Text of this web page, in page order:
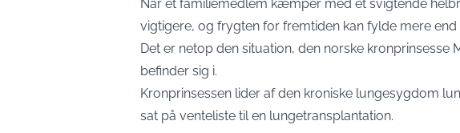
Når et familiemedlem kæmper med et svigtende
vigtigere, og frygten for fremtiden kan fylde mere end
Det er netop den situation, den norske
befinder sig i.
Kronprinsessen lider af den kroniske lungesygdom
sat på venteliste til en lungetransplantation.